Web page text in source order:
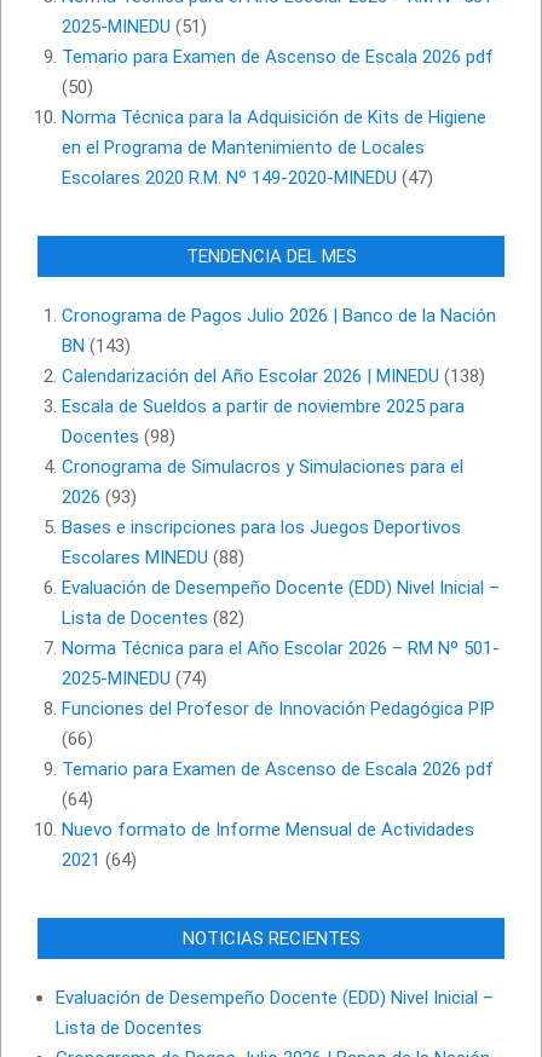
2025-MINEDU (51)
Temario para Examen de Ascenso de Escala 2026 pdf
(50)
Norma Técnica para la Adquisición de Kits de Higiene
en el Programa de Mantenimiento de Locales
Escolares 2020 R.M. Nº 149-2020-MINEDU (47)
TENDENCIA DEL MES
Cronograma de Pagos Julio 2026 | Banco de la Nación
BN (143)
Calendarización del Año Escolar 2026 | MINEDU (138)
Escala de Sueldos a partir de noviembre 2025 para
Docentes (98)
Cronograma de Simulacros y Simulaciones para el
2026 (93)
Bases e inscripciones para los Juegos Deportivos
Escolares MINEDU (88)
Evaluación de Desempeño Docente (EDD) Nivel Inicial –
Lista de Docentes (82)
Norma Técnica para el Año Escolar 2026 – RM Nº 501-
2025-MINEDU (74)
Funciones del Profesor de Innovación Pedagógica PIP
(66)
Temario para Examen de Ascenso de Escala 2026 pdf
(64)
Nuevo formato de Informe Mensual de Actividades
2021 (64)
NOTICIAS RECIENTES
Evaluación de Desempeño Docente (EDD) Nivel Inicial –
Lista de Docentes